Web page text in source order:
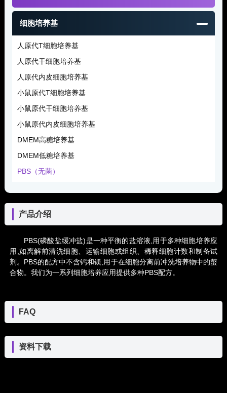
细胞培养基
人原代T细胞培养基
人原代干细胞培养基
人原代内皮细胞培养基
小鼠原代T细胞培养基
小鼠原代干细胞培养基
小鼠原代内皮细胞培养基
DMEM高糖培养基
DMEM低糖培养基
PBS（无菌）
产品介绍
PBS(磷酸盐缓冲盐)是一种平衡的盐溶液,用于多种细胞培养应
用,如离解前清洗细胞、运输细胞或组织、稀释细胞计数和制备试
剂。PBS的配方中不含钙和镁,用于在细胞分离前冲洗培养物中的螯
合物。我们为一系列细胞培养应用提供多种PBS配方。
FAQ
资料下载